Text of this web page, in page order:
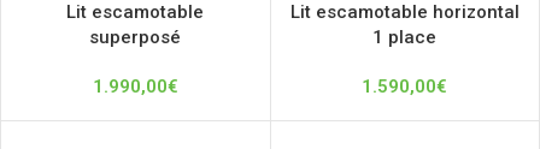
Lit escamotable
superposé
1.990,00€
Lit escamotable horizontal
1 place
1.590,00€